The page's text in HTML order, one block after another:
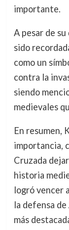
importante.
A pesar de
sido
como un
contra la
siendo
medievales
En resumen,
importancia,
Cruzada
historia
logró vencer
la defensa
más